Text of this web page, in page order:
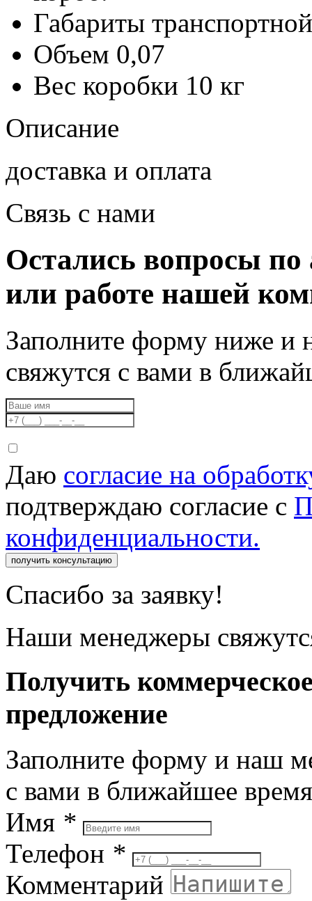
Габариты
Объем 0,07
Вес коробки 10 кг
Описание
доставка и оплата
Связь с нами
Остались вопросы по
или работе нашей
Заполните форму ниже и
свяжутся с вами в
Даю согласие на
подтверждаю согласие с
конфиденциальности.
получить консультацию
Спасибо за заявку!
Наши менеджеры
Получить
предложение
Заполните форму и наш
с вами в ближайшее время
Имя *
Телефон *
Комментарий